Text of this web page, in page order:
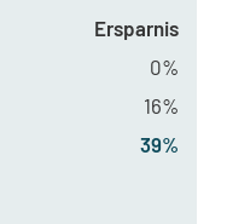
Ersparnis
0%
16%
39%